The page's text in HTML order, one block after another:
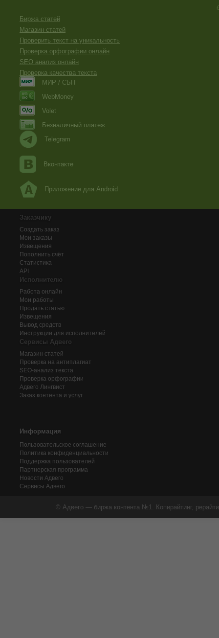
Биржа статей
Магазин статей
Проверить текст на уникальность
Проверка орфографии онлайн
SEO анализ онлайн
Проверка качества текста
МИР / СБП
WebMoney
Volet
Безналичный платеж
Telegram
Вконтакте
Приложение для Android
Заказчику
Создать заказ
Мои заказы
Извещения
Пополнить счёт
Статистика
API
Исполнителю
Работа онлайн
Мои работы
Продать статью
Извещения
Вывод средств
Инструкции для исполнителей
Сервисы Адвего
Магазин статей
Проверка на антиплагиат
SEO-анализ текста
Проверка орфографии
Адвего Лингвист
Заказ контента и услуг
Информация
Пользовательское соглашение
Политика конфиденциальности
Поддержка пользователей
Партнерская программа
Новости Адвего
Сервисы Адвего
© Адвего — биржа контента №1. Копирайтинг,